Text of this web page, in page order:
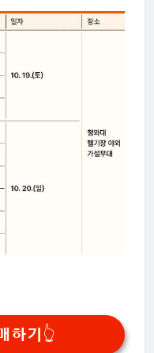
하기👆